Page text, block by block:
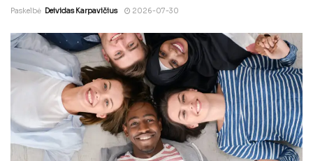
Paskelbė Deividas Karpavičius 2026-07-30